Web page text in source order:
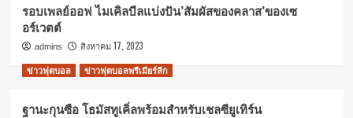
รอบเพลย์ออฟ ไมเคิลบีลแบ่งปัน’สัมผัสของคลาส’ของเซ
อร์เวตต์
admins
สิงหาคม 17, 2023
ข่าวฟุตบอล
ข่าวฟุตบอลพรีเมียร์ลีก
ฐานะกุนซือ โธมัสทูเคิ่ลพร้อมสำหรับเชลซียูเทิร์น